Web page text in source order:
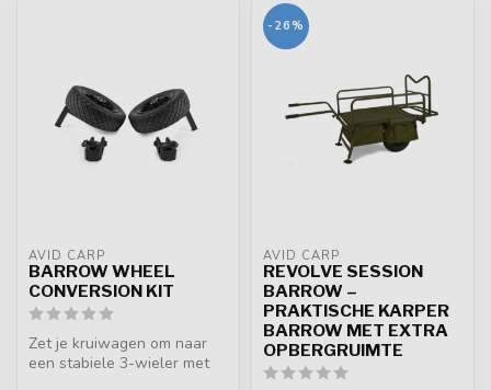
AVID CARP
BARROW WHEEL
CONVERSION KIT
Zet je kruiwagen om naar
een stabiele 3-wieler met
-26%
AVID CARP
REVOLVE SESSION
BARROW –
PRAKTISCHE KARPER
BARROW MET EXTRA
OPBERGRUIMTE